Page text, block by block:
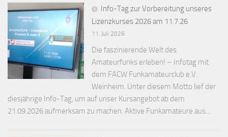
Info-Tag zur Vorbereitung unseres
Lizenzkurses 2026 am 11.7.26
11. Juli 2026
Die faszinierende Welt des
Amateurfunks erleben! – Infotag mit
dem FACW Funkamateurclub e.V.
Weinheim. Unter diesem Motto lief der
diesjährige Info-Tag, um auf unser Kursangebot ab dem
21.09.2026 aufmerksam zu machen. Aktive Funkamateure aus...